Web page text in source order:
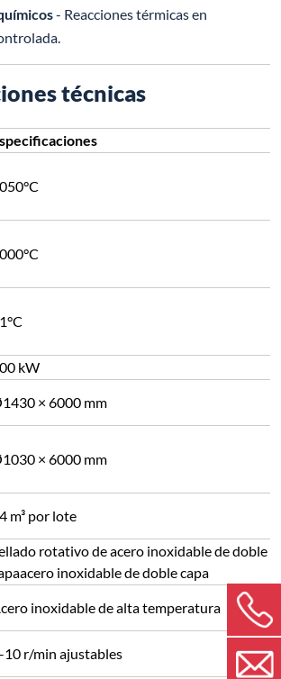
- Reacciones térmicas en
técnicas
kW
× 6000 mm
× 6000 mm
m³ por lote
rotativo de acero inoxidable de doble
inoxidable de doble capa
inoxidable de alta temperatura
10 r/min ajustables